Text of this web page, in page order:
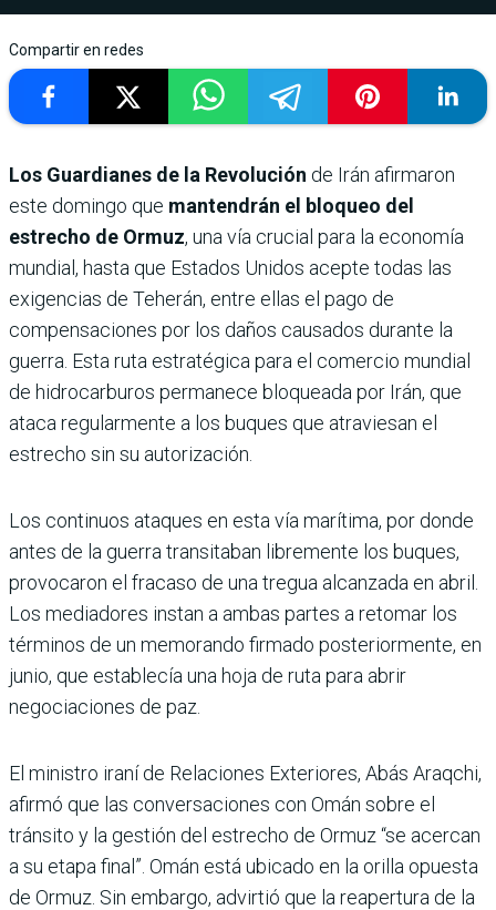
Compartir en redes
Los Guardianes de la Revolución de Irán afirmaron
este domingo que mantendrán el bloqueo del
estrecho de Ormuz, una vía crucial para la economía
mundial, hasta que Estados Unidos acepte todas las
exigencias de Teherán, entre ellas el pago de
compensaciones por los daños causados durante la
guerra. Esta ruta estratégica para el comercio mundial
de hidrocarburos permanece bloqueada por Irán, que
ataca regularmente a los buques que atraviesan el
estrecho sin su autorización.
Los continuos ataques en esta vía marítima, por donde
antes de la guerra transitaban libremente los buques,
provocaron el fracaso de una tregua alcanzada en abril.
Los mediadores instan a ambas partes a retomar los
términos de un memorando firmado posteriormente, en
junio, que establecía una hoja de ruta para abrir
negociaciones de paz.
El ministro iraní de Relaciones Exteriores, Abás Araqchi,
afirmó que las conversaciones con Omán sobre el
tránsito y la gestión del estrecho de Ormuz “se acercan
a su etapa final”. Omán está ubicado en la orilla opuesta
de Ormuz. Sin embargo, advirtió que la reapertura de la